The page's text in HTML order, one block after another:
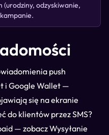
odzyskiwanie,
.
push
i Google Wallet —
się na ekranie
do klientów przez SMS?
— zobaczWysyłanie